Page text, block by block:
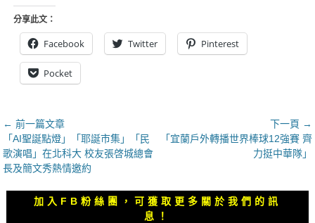
分享此文：
Facebook Twitter Pinterest
Pocket
文
章
導
覽
← 前一篇文章
上
一
篇
「AI聖誕點燈」「耶誕市集」「民
歌演唱」在北科大 校友張啓城總會
長及簡文秀熱情邀約
下一頁 →
章：
「宜蘭戶外轉播世界棒球12強賽 齊
力挺中華隊」
加入FB粉絲團，可獲取更多關於我們的訊
息！